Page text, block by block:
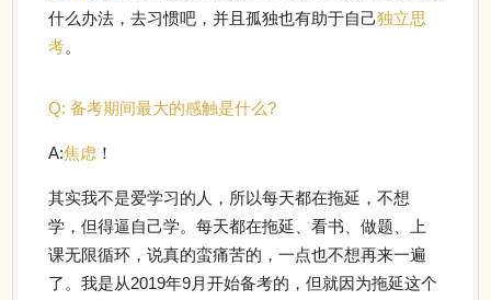
什么办法，去习惯吧，并且孤独也有助于自己独立思
考。
Q: 备考期间最大的感触是什么?
A:焦虑 ！
其实我不是爱学习的人，所以每天都在拖延，不想
学，但得逼自己学。每天都在拖延、看书、做题、上
课无限循环，说真的蛮痛苦的，一点也不想再来一遍
了。我是从2019年9月开始备考的，但就因为拖延这个